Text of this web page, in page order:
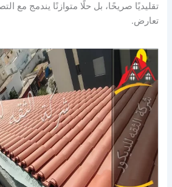
تقليديًا صريحًا، بل حلًا متوازنًا يندمج مع
تعارض.